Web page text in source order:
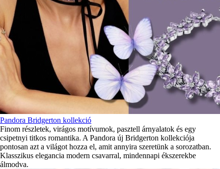
Pandora Bridgerton kollekció
Finom részletek, virágos motívumok, pasztell árnyalatok és egy
csipetnyi titkos romantika. A Pandora új Bridgerton kollekciója
pontosan azt a világot hozza el, amit annyira szeretünk a sorozatban.
Klasszikus elegancia modern csavarral, mindennapi ékszerekbe
álmodva.